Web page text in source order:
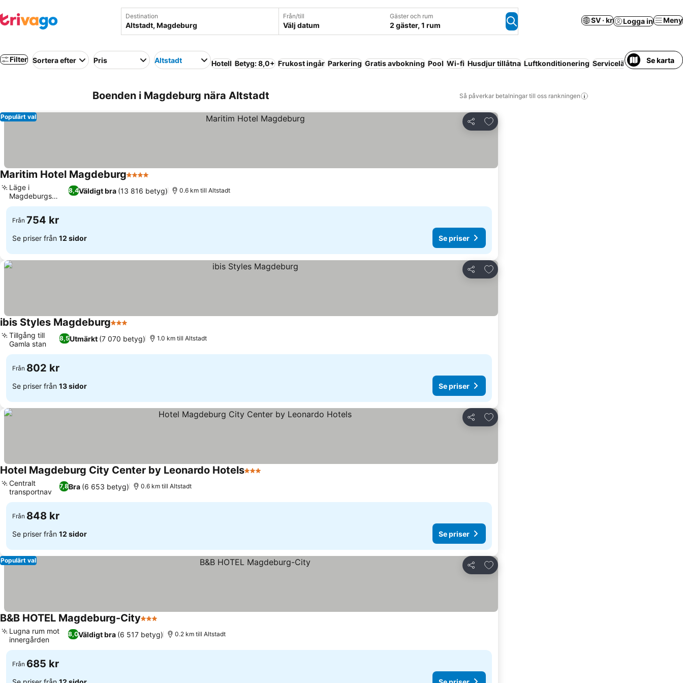
Destination Från/till
Välj datum
Gäster och rum
2 gäster, 1 rum
SV · kr Logga in Meny
Filter Sortera efter Pris Altstadt Hotell Betyg: 8,0+ Frukost ingår Parkering Gratis avbokning Pool Wi-fi Husdjur tillåtna Luftkonditionering Servicelägenhet Resort
Se karta
Boenden i Magdeburg nära Altstadt Så påverkar betalningar till oss rankningen
Dela
Lägg till i Mina Favoriter
Populärt val
Maritim Hotel Magdeburg4 Stjärnor
8,4Väldigt bra (13 816 betyg)
Läge i
Magdeburgs
centrum
0.6 km till Altstadt
Från 754 kr
Se priser från 12 sidor Se priser
Dela
Lägg till i Mina Favoriter
ibis Styles Magdeburg3 Stjärnor
8,5Utmärkt (7 070 betyg)
Tillgång till
Gamla stan
1.0 km till Altstadt
Från 802 kr
Se priser från 13 sidor Se priser
Dela
Lägg till i Mina Favoriter
Hotel Magdeburg City Center by Leonardo Hotels3 Stjärnor
7,8Bra (6 653 betyg)
Centralt
transportnav
0.6 km till Altstadt
Från 848 kr
Se priser från 12 sidor Se priser
Dela
Lägg till i Mina Favoriter
Populärt val
B&B HOTEL Magdeburg-City3 Stjärnor
8,0Väldigt bra (6 517 betyg)
Lugna rum mot
innergården
0.2 km till Altstadt
Från 685 kr